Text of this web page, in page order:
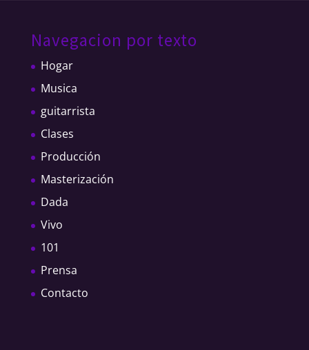
Navegacion por texto
Hogar
Musica
guitarrista
Clases
Producción
Masterización
Dada
Vivo
101
Prensa
Contacto